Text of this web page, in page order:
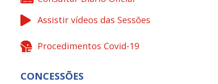
Assistir vídeos das Sessões
Procedimentos Covid-19
CONCESSÕES